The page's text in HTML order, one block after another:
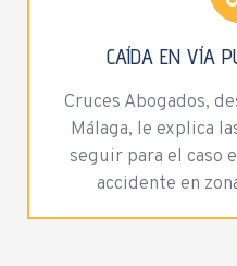
CAÍDA EN VÍA
Cruces Abogados,
Málaga, le explica
seguir para el caso
accidente en